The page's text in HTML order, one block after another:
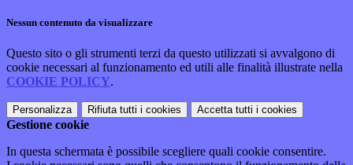
Nessun contenuto da visualizzare
Questo sito o gli strumenti terzi da questo utilizzati si avvalgono di
cookie necessari al funzionamento ed utili alle finalità illustrate nella
COOKIE POLICY.
Personalizza Rifiuta tutti i cookies Accetta tutti i cookies
Gestione cookie
In questa schermata è possibile scegliere quali cookie consentire.